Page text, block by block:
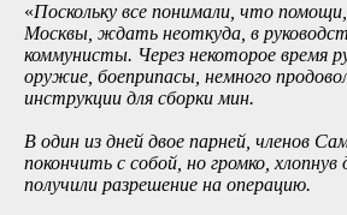
«Поскольку все понимали, что
Москвы, ждать неоткуда, в
коммунисты. Через некоторое время
оружие, боеприпасы, немного
инструкции для сборки мин.
В один из дней двое парней, членов
покончить с собой, но громко,
получили разрешение на операцию.